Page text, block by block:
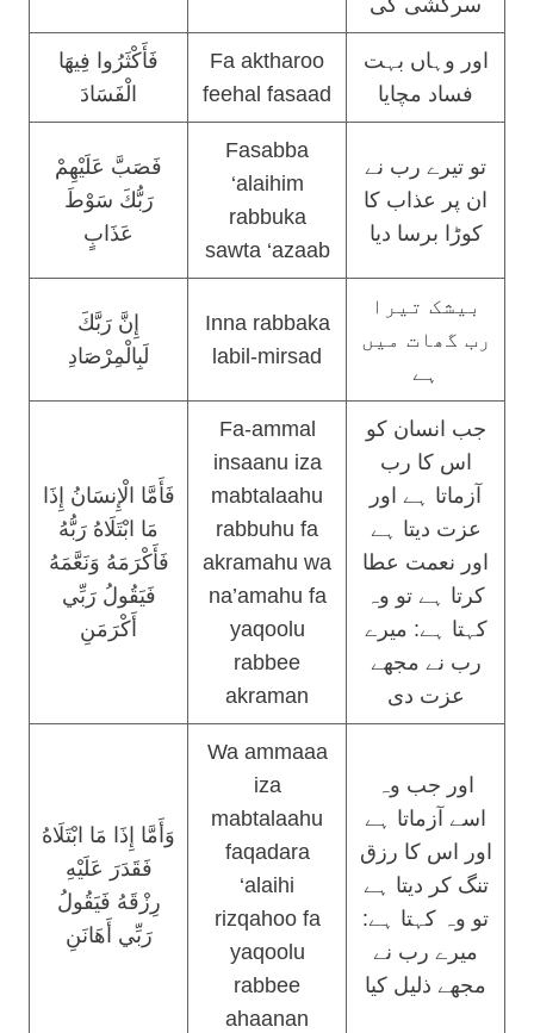
سرکشی کی
فَأَكْثَرُوا فِيهَا
الْفَسَادَ
Fa aktharoo
feehal fasaad
اور وہاں بہت
فساد مچایا
فَصَبَّ عَلَيْهِمْ
رَبُّكَ سَوْطَ
عَذَابٍ
Fasabba
‘alaihim
rabbuka
sawta ‘azaab
تو تیرے رب نے
ان پر عذاب کا
کوڑا برسا دیا
إِنَّ رَبَّكَ
لَبِالْمِرْصَادِ
Inna rabbaka
labil-mirsad
بیشک تیرا
رب گھات میں
ہے
فَأَمَّا الْإِنسَانُ إِذَا
مَا ابْتَلَاهُ رَبُّهُ
فَأَكْرَمَهُ وَنَعَّمَهُ
فَيَقُولُ رَبِّي
أَكْرَمَنِ
Fa-ammal
insaanu iza
mabtalaahu
rabbuhu fa
akramahu wa
na’amahu fa
yaqoolu
rabbee
akraman
جب انسان کو
اس کا رب
آزماتا ہے اور
عزت دیتا ہے
اور نعمت عطا
کرتا ہے تو وہ
کہتا ہے: میرے
رب نے مجھے
عزت دی
وَأَمَّا إِذَا مَا ابْتَلَاهُ
فَقَدَرَ عَلَيْهِ
رِزْقَهُ فَيَقُولُ
رَبِّي أَهَانَنِ
Wa ammaaa
iza
mabtalaahu
faqadara
‘alaihi
rizqahoo fa
yaqoolu
rabbee
ahaanan
اور جب وہ
اسے آزماتا ہے
اور اس کا رزق
تنگ کر دیتا ہے
تو وہ کہتا ہے:
میرے رب نے
مجھے ذلیل کیا